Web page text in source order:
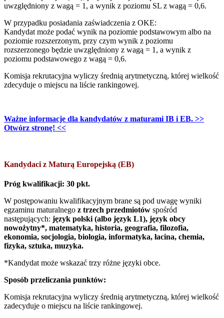
uwzględniony z wagą = 1, a wynik z poziomu SL z wagą = 0,6.
W przypadku posiadania zaświadczenia z OKE:
Kandydat może podać wynik na poziomie podstawowym albo na
poziomie rozszerzonym, przy czym wynik z poziomu
rozszerzonego będzie uwzględniony z wagą = 1, a wynik z
poziomu podstawowego z wagą = 0,6.
Komisja rekrutacyjna wyliczy średnią arytmetyczną, której wielkość
zdecyduje o miejscu na liście rankingowej.
Ważne informacje dla kandydatów z maturami IB i EB. >>
Otwórz stronę! <<
Kandydaci z Maturą Europejską (EB)
Próg kwalifikacji: 30 pkt.
W postępowaniu kwalifikacyjnym brane są pod uwagę wyniki
egzaminu maturalnego z trzech przedmiotów spośród
następujących: język polski (albo język L1), język obcy
nowożytny*, matematyka, historia, geografia, filozofia,
ekonomia, socjologia, biologia, informatyka, łacina, chemia,
fizyka, sztuka, muzyka.
*Kandydat może wskazać trzy różne języki obce.
Sposób przeliczania punktów:
Komisja rekrutacyjna wyliczy średnią arytmetyczną, której wielkość
zadecyduje o miejscu na liście rankingowej.